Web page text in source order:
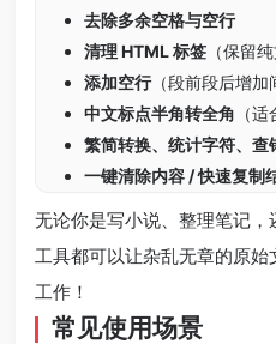
去除多余空格与空行
清理 HTML 标签 （保留
添加空行（段前段后增加
中文标点半角转全角 （
繁简转换、统计字符、查
一键清除内容 / 快速复制
无论你是写小说、整理笔记
工具都可以让杂乱无章的原
工作！
常见使用场景